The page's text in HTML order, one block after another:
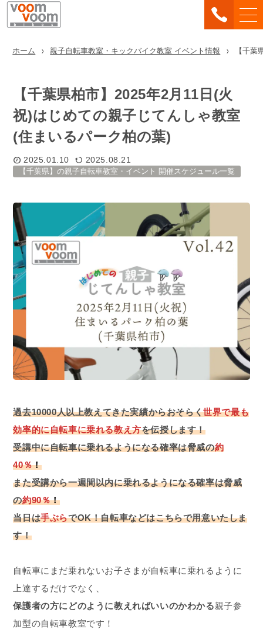
ホーム 親子自転車教室・キックバイク教室 イベント情報 【千
【千葉県柏市】2025年2月11日(火
祝)はじめての親子じてんしゃ教室
(住まいるパーク柏の葉)
2025.01.10 2025.08.21
【千葉県】の親子自転車教室・イベント 開催スケジュール一覧
過去10000人以上教えてきた実績からおそらく世界で最も
効率的に自転車に乗れる教え方を伝授します！
受講中に自転車に乗れるようになる確率は脅威の約
40％！
また受講から一週間以内に乗れるようになる確率は脅威
の約90％！
当日は手ぶらでOK！自転車などはこちらで用意いたしま
す！
自転車にまだ乗れないお子さまが自転車に乗れるように
上達するだけでなく、
保護者の方にどのように教えればいいのかわかる親子参
加型の自転車教室です！